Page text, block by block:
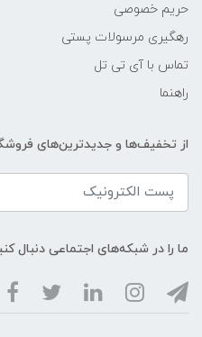
حریم خصوصی
رهگیری مرسولات پستی
تماس با آی تی تل
راهنما
از تخفیف‌ها و جدیدترین‌های
ما را در شبکه‌های اجتماعی دنبال